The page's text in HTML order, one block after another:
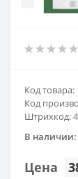
Код товара:
Код
Штрихкод:
В наличии:
Цена